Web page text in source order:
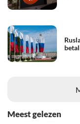
Meest gelezen